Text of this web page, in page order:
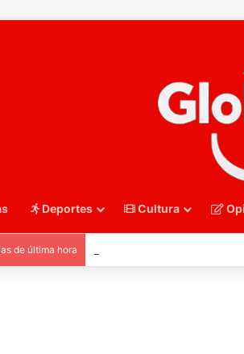
Deportes Cultura
de última hora